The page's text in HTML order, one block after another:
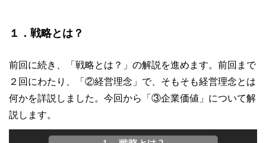
１．戦略とは？
前回に続き、「戦略とは？」の解説を進めます。前回まで
２回にわたり、「②経営理念」で、そもそも経営理念とは
何かを詳説しました。今回から「③企業価値」について解
説します。